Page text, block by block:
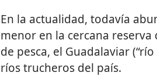
En la actualidad, todavía
menor en la cercana
de pesca, el Guadalaviar
ríos trucheros del país.